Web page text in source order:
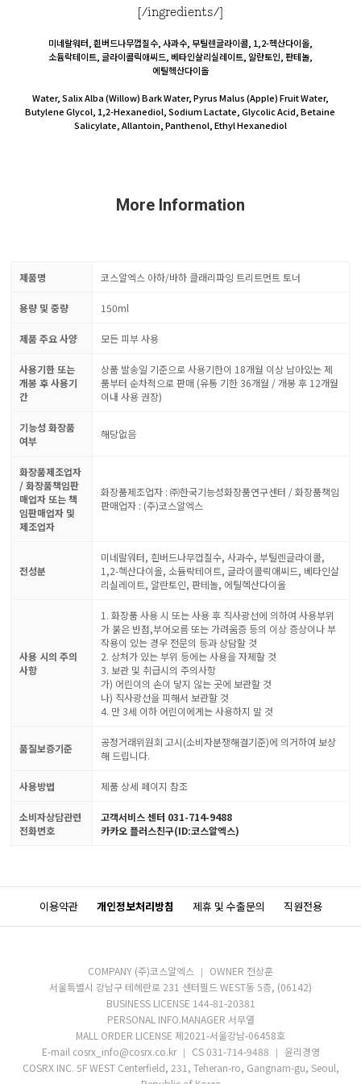
[/ingredients/]
미네랄워터, 흰버드나무껍질수, 사과수, 부틸렌글라이콜, 1,2-헥산다이올,
소듐락테이트, 글라이콜릭애씨드, 베타인살리실레이트, 알란토인, 판테놀,
에틸헥산다이올
Water, Salix Alba (Willow) Bark Water, Pyrus Malus (Apple) Fruit Water,
Butylene Glycol, 1,2-Hexanediol, Sodium Lactate, Glycolic Acid, Betaine
Salicylate, Allantoin, Panthenol, Ethyl Hexanediol
More Information
제품명 코스알엑스 아하/바하 클래리파잉 트리트먼트 토너
용량 및 중량 150ml
제품 주요 사양 모든 피부 사용
사용기한 또는
개봉 후 사용기
간
상품 발송일 기준으로 사용기한이 18개월 이상 남아있는 제
품부터 순차적으로 판매 (유통 기한 36개월 / 개봉 후 12개월
이내 사용 권장)
기능성 화장품
여부
해당없음
화장품제조업자
/ 화장품책임판
매업자 또는 책
임판매업자 및
제조업자
화장품제조업자 : ㈜한국기능성화장품연구센터 / 화장품책임
판매업자 : (주)코스알엑스
전성분
미네랄워터, 흰버드나무껍질수, 사과수, 부틸렌글라이콜,
1,2-헥산다이올, 소듐락테이트, 글라이콜릭애씨드, 베타인살
리실레이트, 알란토인, 판테놀, 에틸헥산다이올
사용 시의 주의
사항
1. 화장품 사용 시 또는 사용 후 직사광선에 의하여 사용부위
가 붉은 반점,부어오름 또는 가려움증 등의 이상 증상이나 부
작용이 있는 경우 전문의 등과 상담할 것
2. 상처가 있는 부위 등에는 사용을 자제할 것
3. 보관 및 취급시의 주의사항
가) 어린이의 손이 닿지 않는 곳에 보관할 것
나) 직사광선을 피해서 보관할 것
4. 만 3세 이하 어린이에게는 사용하지 말 것
품질보증기준
공정거래위원회 고시(소비자분쟁해결기준)에 의거하여 보상
해 드립니다.
사용방법 제품 상세 페이지 참조
소비자상담관련
전화번호
고객서비스 센터 031-714-9488
카카오 플러스친구(ID:코스알엑스)
이용약관 개인정보처리방침 제휴 및 수출문의 직원전용
COMPANY (주)코스알엑스
OWNER 전상훈
서울특별시 강남구 테헤란로 231 센터필드 WEST동 5층, (06142)
BUSINESS LICENSE 144-81-20381
PERSONAL INFO.MANAGER 서무열
MALL ORDER LICENSE 제2021-서울강남-06458호
E-mail cosrx_info@cosrx.co.kr
CS 031-714-9488
윤리경영
COSRX INC. 5F WEST Centerfield, 231, Teheran-ro, Gangnam-gu, Seoul,